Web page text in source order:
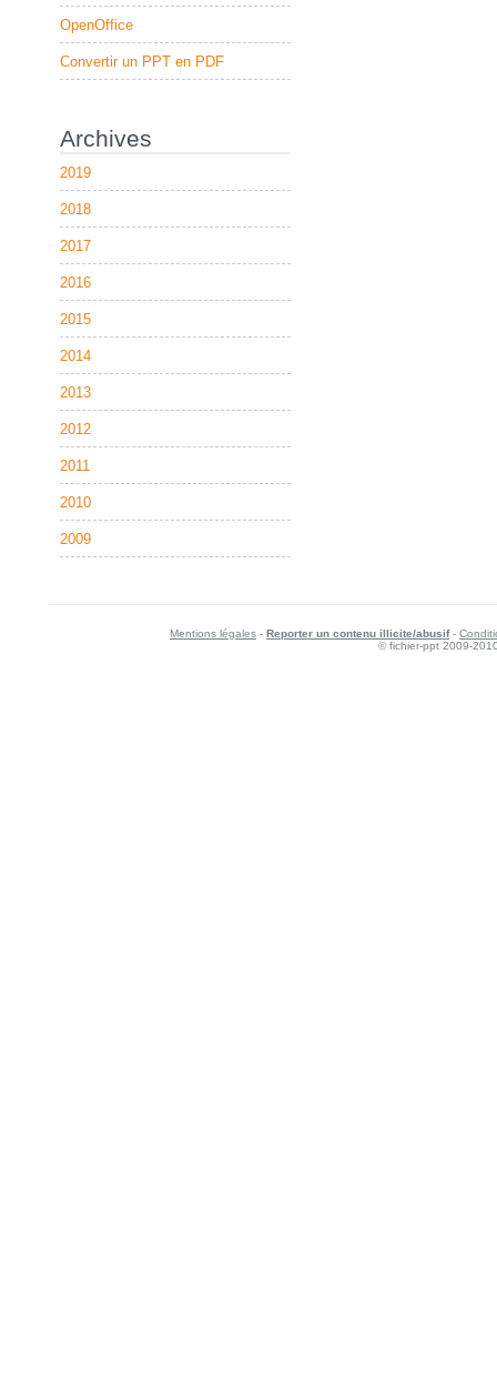
OpenOffice
Convertir un PPT en PDF
Archives
2019
2018
2017
2016
2015
2014
2013
2012
2011
2010
2009
Mentions légales - Reporter un contenu illicite/abusif-
© fichier-ppt 2009-